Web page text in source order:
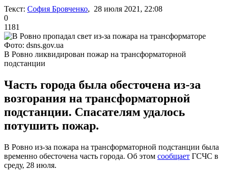
Текст: София Бровченко, 28 июля 2021, 22:08
0
1181
Фото: dsns.gov.ua
В Ровно ликвидирован пожар на трансформаторной
подстанции
Часть города была обесточена из-за
возгорания на трансформаторной
подстанции. Спасателям удалось
потушить пожар.
В Ровно из-за пожара на трансформаторной подстанции была
временно обесточена часть города. Об этом сообщает ГСЧС в
среду, 28 июля.